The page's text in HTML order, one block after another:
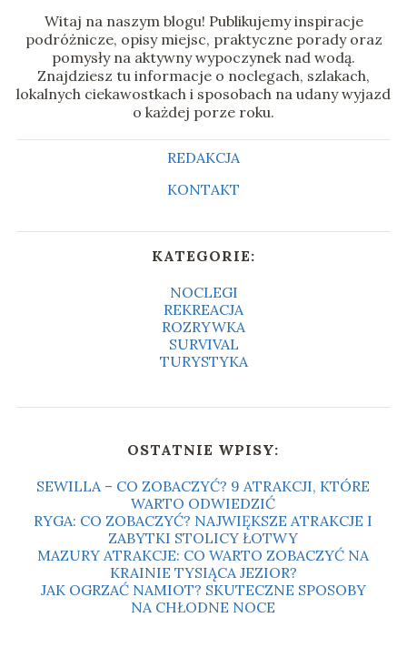
Witaj na naszym blogu! Publikujemy inspiracje
podróżnicze, opisy miejsc, praktyczne porady oraz
pomysły na aktywny wypoczynek nad wodą.
Znajdziesz tu informacje o noclegach, szlakach,
lokalnych ciekawostkach i sposobach na udany wyjazd
o każdej porze roku.
REDAKCJA
KONTAKT
KATEGORIE:
NOCLEGI
REKREACJA
ROZRYWKA
SURVIVAL
TURYSTYKA
OSTATNIE WPISY:
SEWILLA – CO ZOBACZYĆ? 9 ATRAKCJI, KTÓRE
WARTO ODWIEDZIĆ
RYGA: CO ZOBACZYĆ? NAJWIĘKSZE ATRAKCJE I
ZABYTKI STOLICY ŁOTWY
MAZURY ATRAKCJE: CO WARTO ZOBACZYĆ NA
KRAINIE TYSIĄCA JEZIOR?
JAK OGRZAĆ NAMIOT? SKUTECZNE SPOSOBY
NA CHŁODNE NOCE